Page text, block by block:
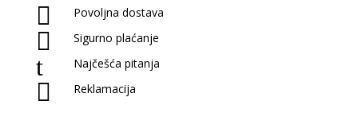
 Povoljna dostava
 Sigurno plaćanje
t Najčešća pitanja
 Reklamacija